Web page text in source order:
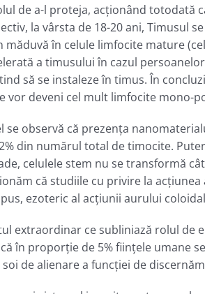
de a-l proteja, acţionând totodată
la vârsta de 18-20 ani, Timusul
măduvă în celule limfocite mature
a timusului în cazul
să se instaleze în timus. În
vor deveni cel mult limfocite mono-
se observă că prezenţa
din numărul total de timocite.
celulele stem nu se transformă
că studiile cu privire la
ezoteric al acţiunii aurului
extraordinar ce subliniază rolul de
în proporţie de 5% fiinţele umane
de alienare a funcţiei de